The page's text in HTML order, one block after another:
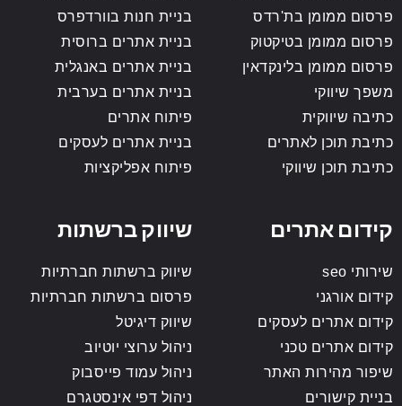
פרסום ממומן בת'רדס
פרסום ממומן בטיקטוק
פרסום ממומן בלינקדאין
משפך שיווקי
כתיבה שיווקית
כתיבת תוכן לאתרים
כתיבת תוכן שיווקי
בניית חנות בוורדפרס
בניית אתרים ברוסית
בניית אתרים באנגלית
בניית אתרים בערבית
פיתוח אתרים
בניית אתרים לעסקים
פיתוח אפליקציות
קידום אתרים
שירותי seo
קידום אורגני
קידום אתרים לעסקים
קידום אתרים טכני
שיפור מהירות האתר
בניית קישורים
שיווק ברשתות
שיווק ברשתות חברתיות
פרסום ברשתות חברתיות
שיווק דיגיטל
ניהול ערוצי יוטיוב
ניהול עמוד פייסבוק
ניהול דפי אינסטגרם